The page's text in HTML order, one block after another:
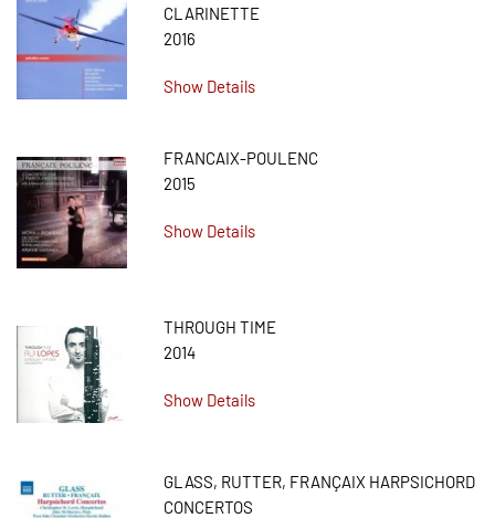
CLARINETTE
2016
Show Details
FRANCAIX-POULENC
2015
Show Details
THROUGH TIME
2014
Show Details
GLASS, RUTTER, FRANÇAIX HARPSICHORD
CONCERTOS